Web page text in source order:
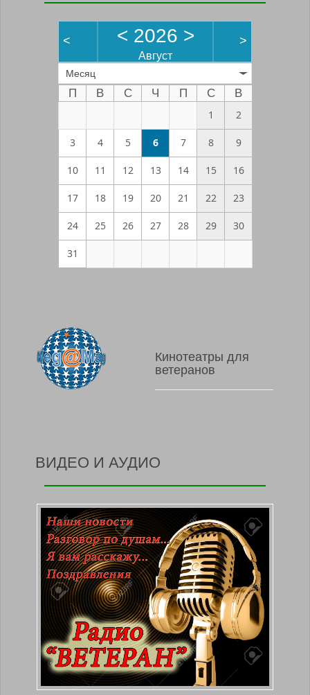
< < 2026 >
Август
>
Месяц
П В С Ч П С
В
1
2
3 4 5 6 7 8 9
10 11 12 13 14 15 16
17 18 19 20 21 22 23
24 25 26 27 28 29 30
31
Кинотеатры для
ветеранов
ВИДЕО И АУДИО